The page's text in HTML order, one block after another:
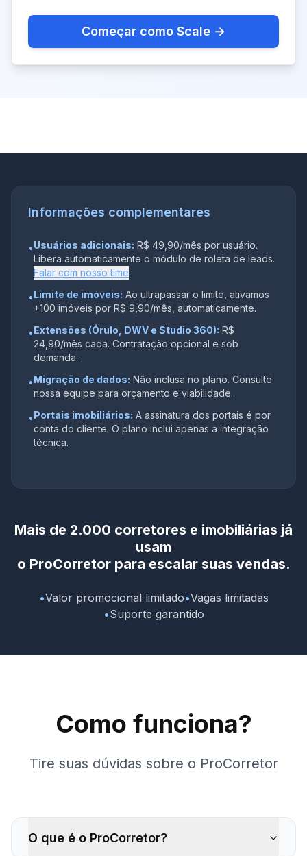
Começar como Scale →
Informações complementares
•Usuários adicionais: R$ 49,90/mês por usuário.
Libera automaticamente o módulo de roleta de leads.
Falar com nosso time.
•Limite de imóveis: Ao ultrapassar o limite, ativamos
+100 imóveis por R$ 9,90/mês, automaticamente.
•Extensões (Órulo, DWV e Studio 360): R$
24,90/mês cada. Contratação opcional e sob
demanda.
•Migração de dados: Não inclusa no plano. Consulte
nossa equipe para orçamento e viabilidade.
•Portais imobiliários: A assinatura dos portais é por
conta do cliente. O plano inclui apenas a integração
técnica.
Mais de 2.000 corretores e imobiliárias já
usam
o ProCorretor para escalar suas vendas.
•Valor promocional limitado•Vagas limitadas
•Suporte garantido
Como funciona?
Tire suas dúvidas sobre o ProCorretor
O que é o ProCorretor?